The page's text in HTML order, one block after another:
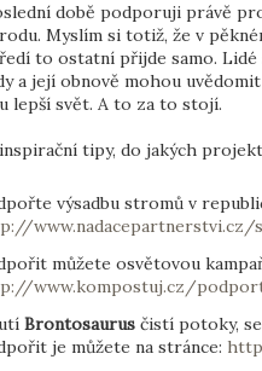
době podporuji právě
Myslím si totiž, že v
to ostatní přijde samo. Lidé
a její obnově mohou
lepší svět. A to za to stojí.
tipy, do jakých
výsadbu stromů v
můžete osvětovou
www.kompostuj.cz/
Brontosaurus čistí potoky,
je můžete na stránce: